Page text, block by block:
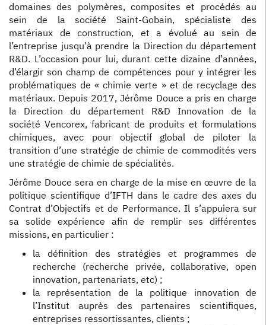
domaines des polymères, composites et procédés au
sein de la société Saint-Gobain, spécialiste des
matériaux de construction, et a évolué au sein de
l’entreprise jusqu’à prendre la Direction du département
R&D. L’occasion pour lui, durant cette dizaine d’années,
d’élargir son champ de compétences pour y intégrer les
problématiques de « chimie verte » et de recyclage des
matériaux. Depuis 2017, Jérôme Douce a pris en charge
la Direction du département R&D Innovation de la
société Vencorex, fabricant de produits et formulations
chimiques, avec pour objectif global de piloter la
transition d’une stratégie de chimie de commodités vers
une stratégie de chimie de spécialités.
Jérôme Douce sera en charge de la mise en œuvre de la
politique scientifique d’IFTH dans le cadre des axes du
Contrat d’Objectifs et de Performance. Il s’appuiera sur
sa solide expérience afin de remplir ses différentes
missions, en particulier :
la définition des stratégies et programmes de
recherche (recherche privée, collaborative, open
innovation, partenariats, etc) ;
la représentation de la politique innovation de
l’Institut auprès des partenaires scientifiques,
entreprises ressortissantes, clients ;